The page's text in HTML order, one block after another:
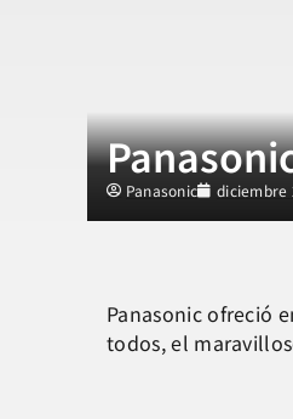
Panasonic diciembre
Panasonic ofreció
todos, el